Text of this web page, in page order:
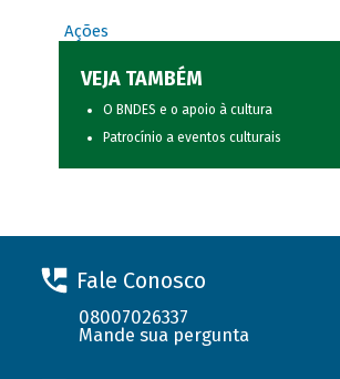
Ações
VEJA TAMBÉM
O BNDES e o apoio à cultura
Patrocínio a eventos culturais
Fale Conosco
08007026337
Mande sua pergunta